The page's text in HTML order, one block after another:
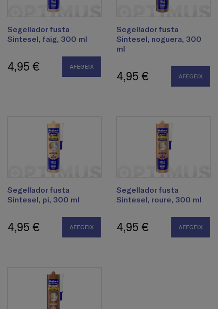
Segellador fusta
Sintesel, faig, 300 ml
4,95 € AFEGEIX
Segellador fusta
Sintesel, noguera, 300
ml
4,95 € AFEGEIX
Segellador fusta
Sintesel, pi, 300 ml
4,95 € AFEGEIX
Segellador fusta
Sintesel, roure, 300 ml
4,95 € AFEGEIX